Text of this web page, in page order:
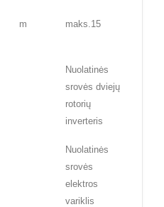
m maks.15
Nuolatinės
srovės dviejų
rotorių
inverteris
Nuolatinės
srovės
elektros
variklis